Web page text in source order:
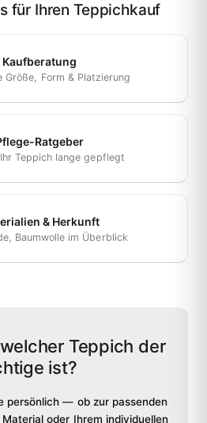
für Ihren Teppichkauf
Kaufberatung
Größe, Form & Platzierung
Ratgeber
Teppich lange gepflegt
& Herkunft
Baumwolle im Überblick
Teppich der
ist?
persönlich — ob zur passenden
oder Ihrem individuellen